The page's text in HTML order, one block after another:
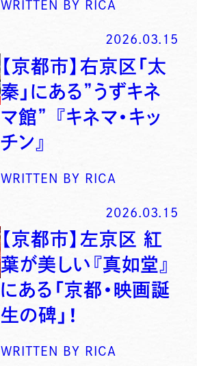
WRITTEN BY RICA
2026.03.15
【京都市】右京区「太
秦」にある”うずキネ
マ館” 『キネマ・キッ
チン』
WRITTEN BY RICA
2026.03.15
【京都市】左京区 紅
葉が美しい『真如堂』
にある「京都・映画誕
生の碑」！
WRITTEN BY RICA